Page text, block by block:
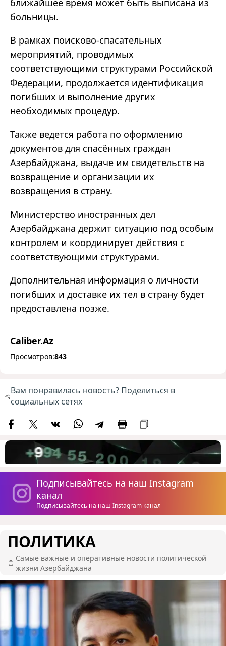
ближайшее время может быть выписана из
больницы.
В рамках поисково-спасательных
мероприятий, проводимых
соответствующими структурами Российской
Федерации, продолжается идентификация
погибших и выполнение других
необходимых процедур.
Также ведется работа по оформлению
документов для спасённых граждан
Азербайджана, выдаче им свидетельств на
возвращение и организации их
возвращения в страну.
Министерство иностранных дел
Азербайджана держит ситуацию под особым
контролем и координирует действия с
соответствующими структурами.
Дополнительная информация о личности
погибших и доставке их тел в страну будет
предоставлена позже.
Caliber.Az
Просмотров:843
Вам понравилась новость? Поделиться в
социальных сетях
Подписывайтесь на наш Instagram
канал
Подписывайтесь на наш Instagram канал
ПОЛИТИКА
Самые важные и оперативные новости политической
жизни Азербайджана